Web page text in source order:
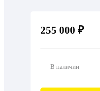
255 000 ₽
В наличии